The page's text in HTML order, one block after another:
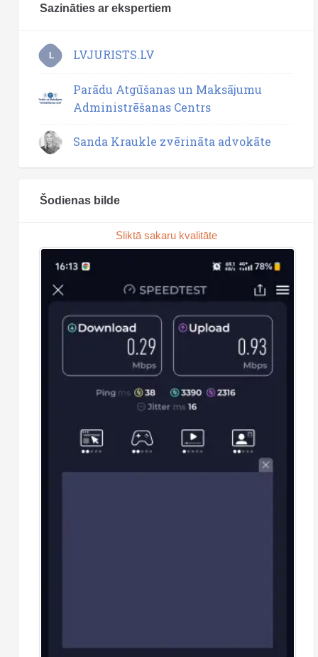
Sazināties ar ekspertiem
L LVJURISTS.LV
Parādu Atgūšanas un Maksājumu
Administrēšanas Centrs
Sanda Kraukle zvērināta advokāte
Šodienas bilde
Sliktā sakaru kvalitāte